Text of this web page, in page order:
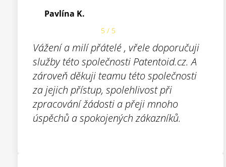
Pavlína K.
5 / 5
Vážení a milí přátelé , vřele doporučuji
služby této společnosti Patentoid.cz. A
zároveň děkuji teamu této společnosti
za jejich přístup, spolehlivost při
zpracování žádosti a přeji mnoho
úspěchů a spokojených zákazníků.